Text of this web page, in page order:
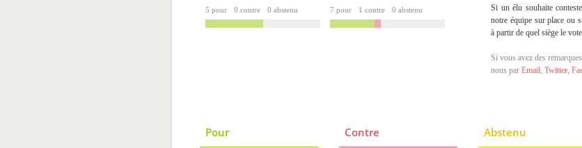
5 pour 0 contre 0 abstenu 7 pour 1 contre 0 abstenu
Si un élu souhaite
notre équipe sur place ou
à partir de quel siège le
Si vous avez des
nous par Email, Twitter,
Pour Contre Abstenu